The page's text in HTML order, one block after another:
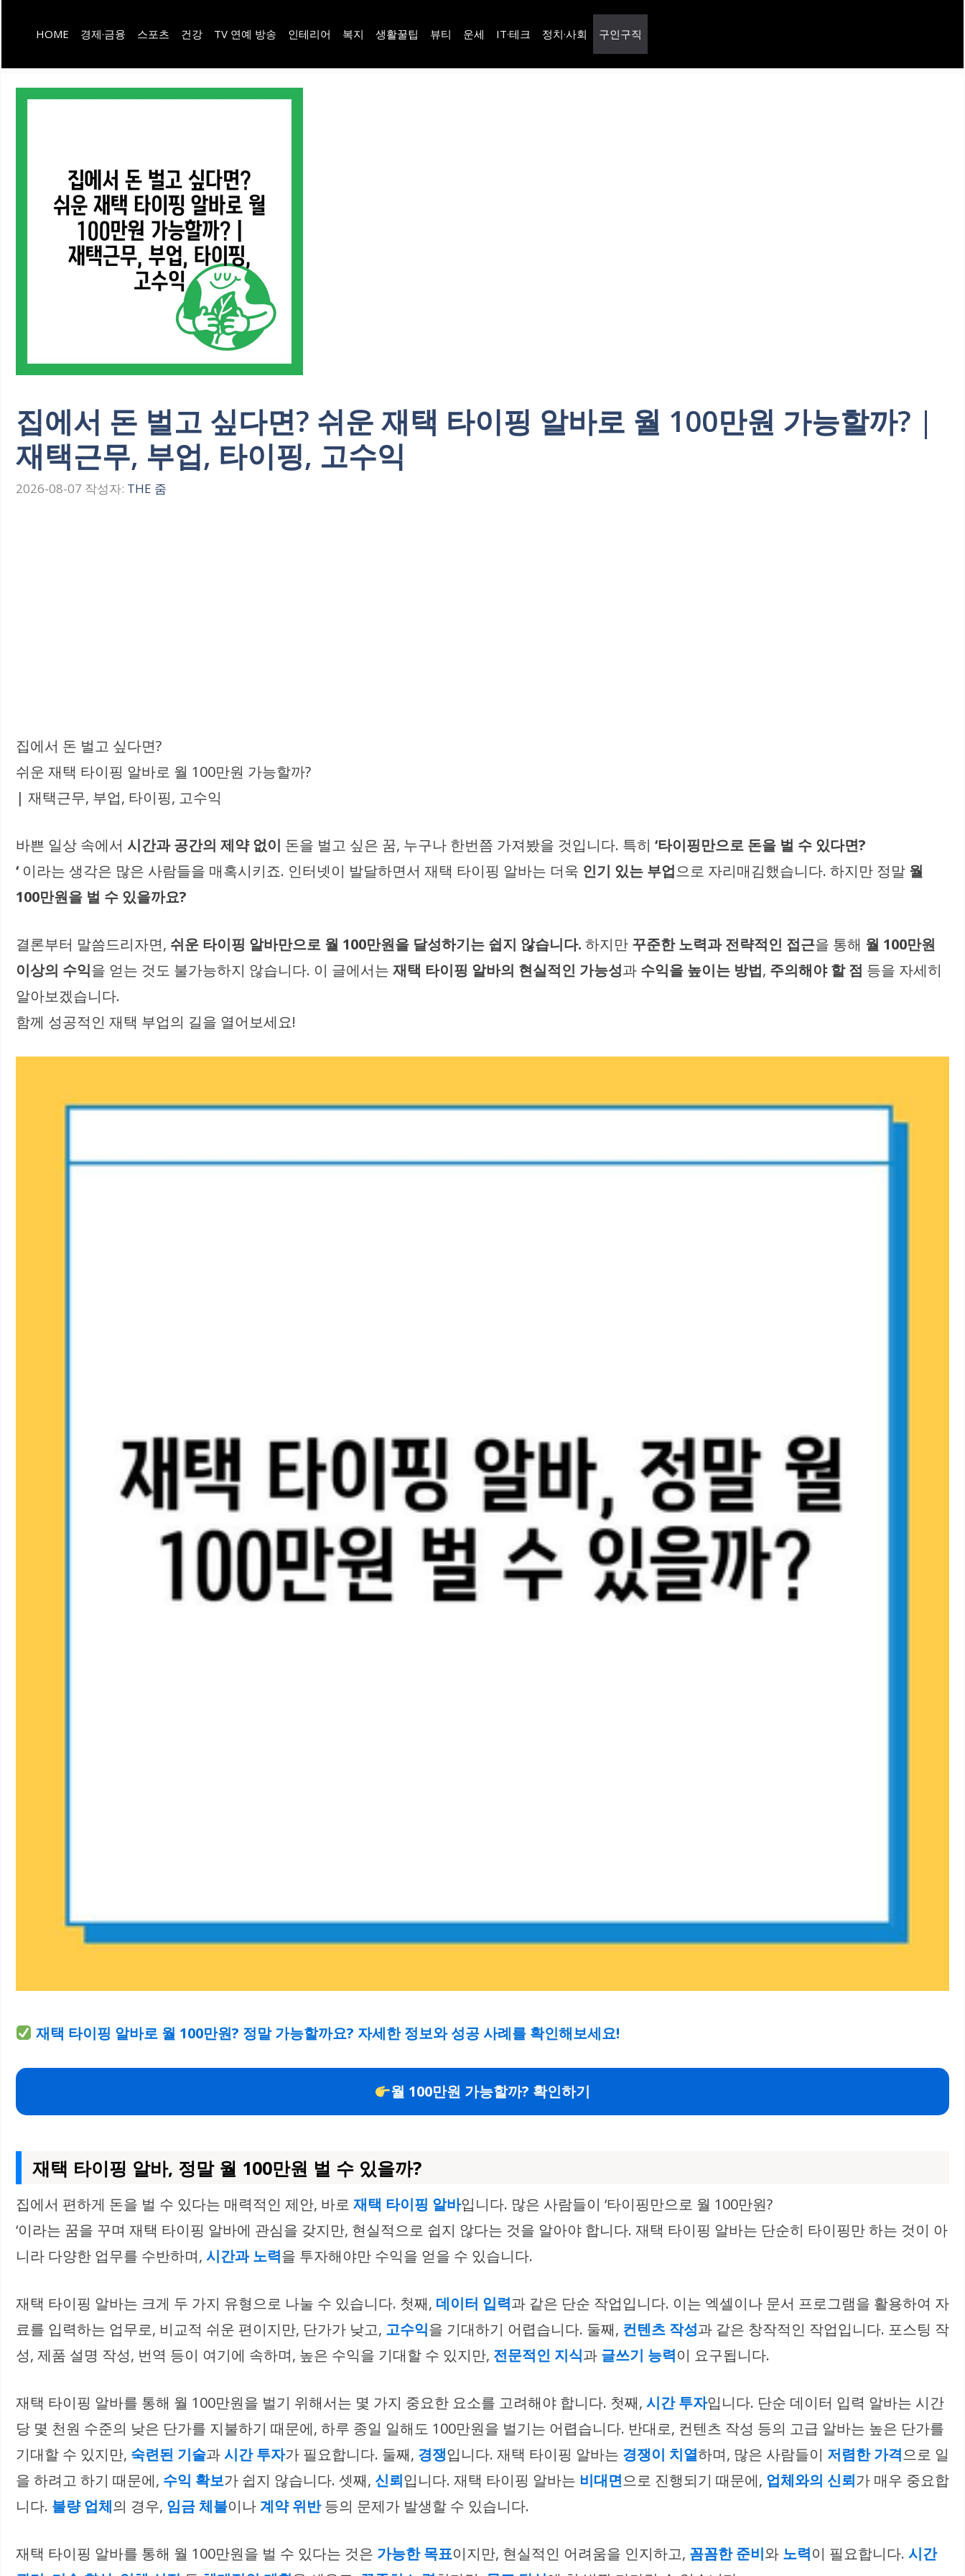
츠
HOME 경제·금융 스포츠 건강 TV 연예 방송 인테리어 복지 생활꿀팁 뷰티 운세 IT·테크 정치·사회 구인구직
집에서 돈 벌고 싶다면? 쉬운 재택 타이핑 알바로 월 100만원 가능할까? |
재택근무, 부업, 타이핑, 고수익
2026-08-07 작성자: THE 줌
집에서 돈 벌고 싶다면?
쉬운 재택 타이핑 알바로 월 100만원 가능할까?
| 재택근무, 부업, 타이핑, 고수익
바쁜 일상 속에서 시간과 공간의 제약 없이 돈을 벌고 싶은 꿈, 누구나 한번쯤 가져봤을 것입니다. 특히 ‘타이핑만으로 돈을 벌 수 있다면?
‘ 이라는 생각은 많은 사람들을 매혹시키죠. 인터넷이 발달하면서 재택 타이핑 알바는 더욱 인기 있는 부업으로 자리매김했습니다. 하지만 정말 월
100만원을 벌 수 있을까요?
결론부터 말씀드리자면, 쉬운 타이핑 알바만으로 월 100만원을 달성하기는 쉽지 않습니다. 하지만 꾸준한 노력과 전략적인 접근을 통해 월 100만원
이상의 수익을 얻는 것도 불가능하지 않습니다. 이 글에서는 재택 타이핑 알바의 현실적인 가능성과 수익을 높이는 방법, 주의해야 할 점 등을 자세히
알아보겠습니다.
함께 성공적인 재택 부업의 길을 열어보세요!
재택 타이핑 알바로 월 100만원? 정말 가능할까요? 자세한 정보와 성공 사례를 확인해보세요!
월 100만원 가능할까? 확인하기
재택 타이핑 알바, 정말 월 100만원 벌 수 있을까?
집에서 편하게 돈을 벌 수 있다는 매력적인 제안, 바로 재택 타이핑 알바입니다. 많은 사람들이 ‘타이핑만으로 월 100만원?
‘이라는 꿈을 꾸며 재택 타이핑 알바에 관심을 갖지만, 현실적으로 쉽지 않다는 것을 알아야 합니다. 재택 타이핑 알바는 단순히 타이핑만 하는 것이 아
니라 다양한 업무를 수반하며, 시간과 노력을 투자해야만 수익을 얻을 수 있습니다.
재택 타이핑 알바는 크게 두 가지 유형으로 나눌 수 있습니다. 첫째, 데이터 입력과 같은 단순 작업입니다. 이는 엑셀이나 문서 프로그램을 활용하여 자
료를 입력하는 업무로, 비교적 쉬운 편이지만, 단가가 낮고, 고수익을 기대하기 어렵습니다. 둘째, 컨텐츠 작성과 같은 창작적인 작업입니다. 포스팅 작
성, 제품 설명 작성, 번역 등이 여기에 속하며, 높은 수익을 기대할 수 있지만, 전문적인 지식과 글쓰기 능력이 요구됩니다.
재택 타이핑 알바를 통해 월 100만원을 벌기 위해서는 몇 가지 중요한 요소를 고려해야 합니다. 첫째, 시간 투자입니다. 단순 데이터 입력 알바는 시간
당 몇 천원 수준의 낮은 단가를 지불하기 때문에, 하루 종일 일해도 100만원을 벌기는 어렵습니다. 반대로, 컨텐츠 작성 등의 고급 알바는 높은 단가를
기대할 수 있지만, 숙련된 기술과시간 투자가 필요합니다. 둘째, 경쟁입니다. 재택 타이핑 알바는 경쟁이 치열하며, 많은 사람들이 저렴한 가격으로 일
을 하려고 하기 때문에, 수익 확보가 쉽지 않습니다. 셋째, 신뢰입니다. 재택 타이핑 알바는 비대면으로 진행되기 때문에, 업체와의 신뢰가 매우 중요합
니다. 불량 업체의 경우, 임금 체불이나계약 위반등의 문제가 발생할 수 있습니다.
재택 타이핑 알바를 통해 월 100만원을 벌 수 있다는 것은 가능한 목표이지만, 현실적인 어려움을 인지하고, 꼼꼼한 준비와 노력이 필요합니다. 시간